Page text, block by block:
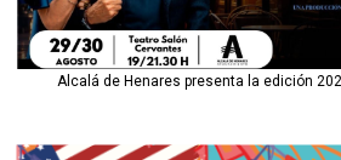
Alcalá de Henares presenta la edición